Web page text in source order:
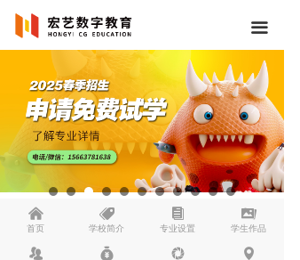
낀
首页
뀄
学校简介
뀴
专业设置
끡
学生作品
뀡 낐 넆 넹
끀